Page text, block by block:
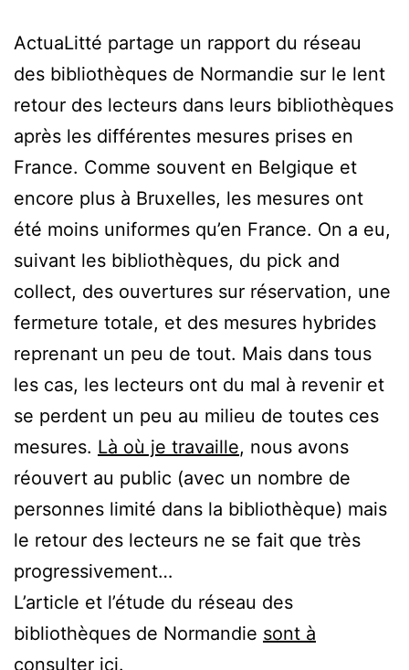
ActuaLitté partage un rapport du réseau
des bibliothèques de Normandie sur le lent
retour des lecteurs dans leurs bibliothèques
après les différentes mesures prises en
France. Comme souvent en Belgique et
encore plus à Bruxelles, les mesures ont
été moins uniformes qu’en France. On a eu,
suivant les bibliothèques, du pick and
collect, des ouvertures sur réservation, une
fermeture totale, et des mesures hybrides
reprenant un peu de tout. Mais dans tous
les cas, les lecteurs ont du mal à revenir et
se perdent un peu au milieu de toutes ces
mesures. Là où je travaille, nous avons
réouvert au public (avec un nombre de
personnes limité dans la bibliothèque) mais
le retour des lecteurs ne se fait que très
progressivement…
L’article et l’étude du réseau des
bibliothèques de Normandie sont à
consulter ici.